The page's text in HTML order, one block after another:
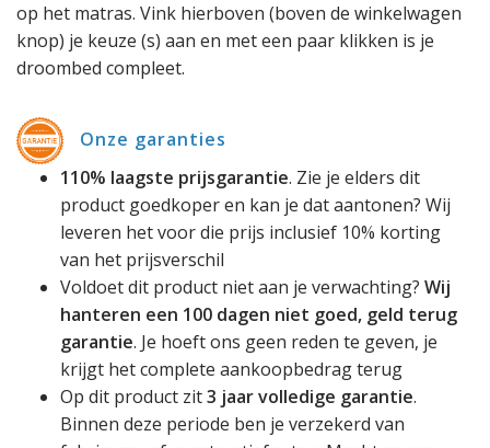
op het matras. Vink hierboven (boven de winkelwagen
knop) je keuze (s) aan en met een paar klikken is je
droombed compleet.
Onze garanties
110% laagste prijsgarantie. Zie je elders dit
product goedkoper en kan je dat aantonen? Wij
leveren het voor die prijs inclusief 10% korting
van het prijsverschil
Voldoet dit product niet aan je verwachting? Wij
hanteren een 100 dagen niet goed, geld terug
garantie. Je hoeft ons geen reden te geven, je
krijgt het complete aankoopbedrag terug
Op dit product zit3 jaar volledige garantie.
Binnen deze periode ben je verzekerd van